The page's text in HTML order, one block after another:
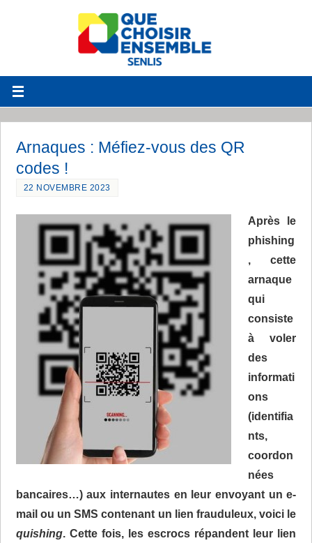
Arnaques : Méfiez-vous des QR
codes !
22 NOVEMBRE 2023
Après le
phishing
, cette
arnaque
qui
consiste
à voler
des
informati
ons
(identifia
nts,
coordon
nées
bancaires…) aux internautes en leur envoyant un e-
mail ou un SMS contenant un lien frauduleux, voici le
quishing.Cette fois, les escrocs répandent leur lien